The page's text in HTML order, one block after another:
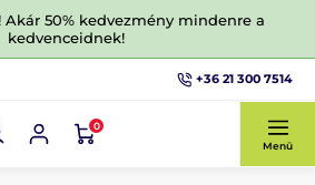
50% kedvezmény mindenre a
kedvenceidnek!
+36 21 300 7514
0
Menü